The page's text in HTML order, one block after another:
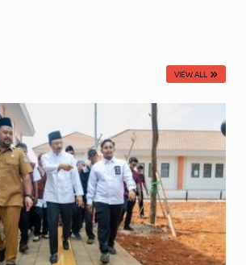
VIEW ALL